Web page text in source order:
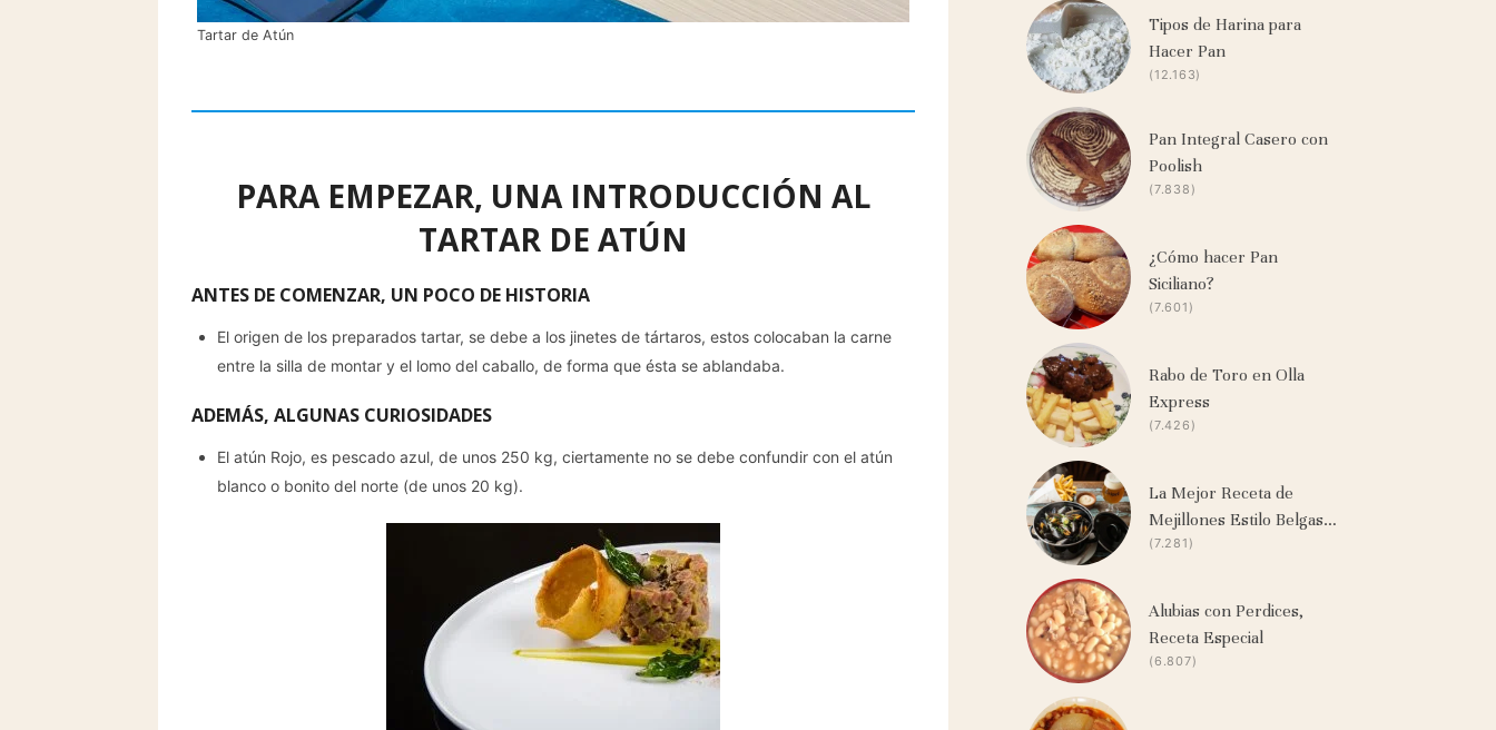
Tartar de Atún
PARA EMPEZAR, UNA INTRODUCCIÓN AL
TARTAR DE ATÚN
ANTES DE COMENZAR, UN POCO DE HISTORIA
El origen de los preparados tartar, se debe a los jinetes de tártaros, estos colocaban la carne
entre la silla de montar y el lomo del caballo, de forma que ésta se ablandaba.
ADEMÁS, ALGUNAS CURIOSIDADES
El atún Rojo, es pescado azul, de unos 250 kg, ciertamente no se debe confundir con el atún
blanco o bonito del norte (de unos 20 kg).
Tipos de Harina para
Hacer Pan
(12.163)
Pan Integral Casero con
Poolish
(7.838)
¿Cómo hacer Pan
Siciliano?
(7.601)
Rabo de Toro en Olla
Express
(7.426)
La Mejor Receta de
Mejillones Estilo Belgas…
(7.281)
Alubias con Perdices,
Receta Especial
(6.807)